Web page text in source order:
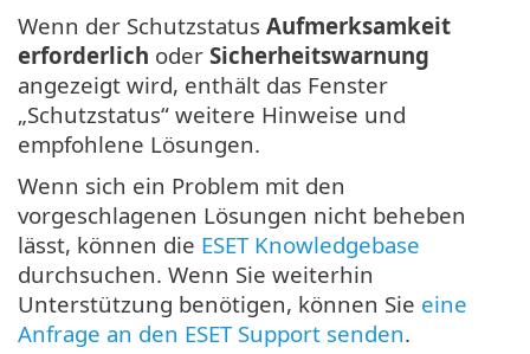
Wenn der Schutzstatus Aufmerksamkeit
erforderlich oder Sicherheitswarnung
angezeigt wird, enthält das Fenster
„Schutzstatus“ weitere Hinweise und
empfohlene Lösungen.
Wenn sich ein Problem mit den
vorgeschlagenen Lösungen nicht beheben
lässt, können die ESET Knowledgebase
durchsuchen. Wenn Sie weiterhin
Unterstützung benötigen, können Sie eine
Anfrage an den ESET Support senden.